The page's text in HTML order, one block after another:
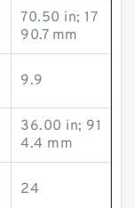
70.50 in; 17
90.7 mm
9.9
36.00 in; 91
4.4 mm
24